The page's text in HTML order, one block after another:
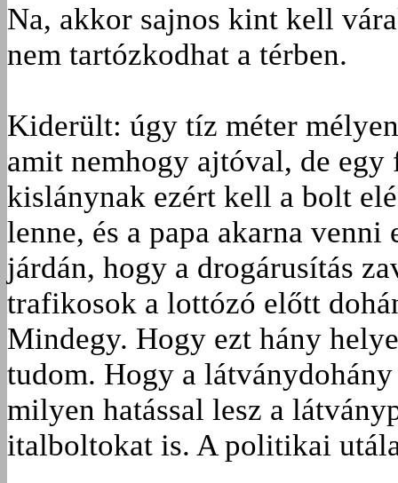
Na, akkor sajnos kint kell
nem tartózkodhat a térben.
Kiderült: úgy tíz méter
amit nemhogy ajtóval, de egy
kislánynak ezért kell a bolt
lenne, és a papa akarna
járdán, hogy a drogárusítás
trafikosok a lottózó előtt
Mindegy. Hogy ezt hány
tudom. Hogy a
milyen hatással lesz a
italboltokat is. A politikai